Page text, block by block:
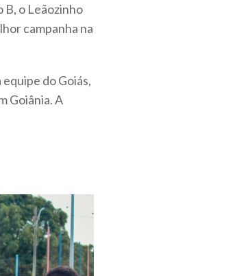
o Leãozinho
campanha na
do Goiás,
Goiânia. A